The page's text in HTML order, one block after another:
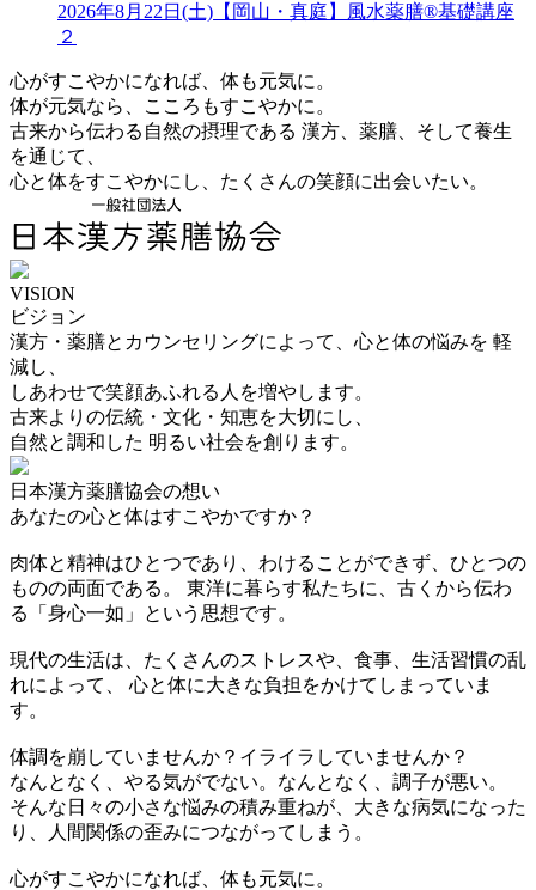
2026年8月22日(土)【岡山・真庭】風水薬膳®基礎講座
２
心がすこやかになれば、体も元気に。
体が元気なら、こころもすこやかに。
古来から伝わる自然の摂理である 漢方、薬膳、そして養生
を通じて、
心と体をすこやかにし、たくさんの笑顔に出会いたい。
VISION
ビジョン
漢方・薬膳とカウンセリングによって、心と体の悩みを 軽
減し、
しあわせで笑顔あふれる人を増やします。
古来よりの伝統・文化・知恵を大切にし、
自然と調和した 明るい社会を創ります。
日本漢方薬膳協会の想い
あなたの心と体はすこやかですか？
肉体と精神はひとつであり、わけることができず、ひとつの
ものの両面である。 東洋に暮らす私たちに、古くから伝わ
る「身心一如」という思想です。
現代の生活は、たくさんのストレスや、食事、生活習慣の乱
れによって、 心と体に大きな負担をかけてしまっていま
す。
体調を崩していませんか？イライラしていませんか？
なんとなく、やる気がでない。なんとなく、調子が悪い。
そんな日々の小さな悩みの積み重ねが、大きな病気になった
り、人間関係の歪みにつながってしまう。
心がすこやかになれば、体も元気に。